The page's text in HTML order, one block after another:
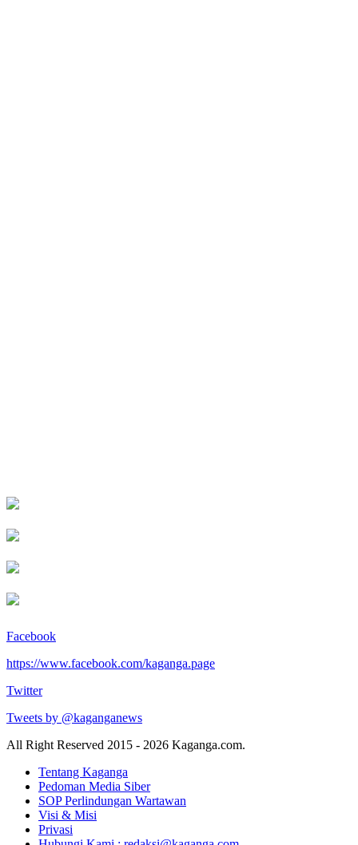
Facebook
https://www.facebook.com/kaganga.page
Twitter
Tweets by @kaganganews
All Right Reserved 2015 - 2026 Kaganga.com.
Tentang Kaganga
Pedoman Media Siber
SOP Perlindungan Wartawan
Visi & Misi
Privasi